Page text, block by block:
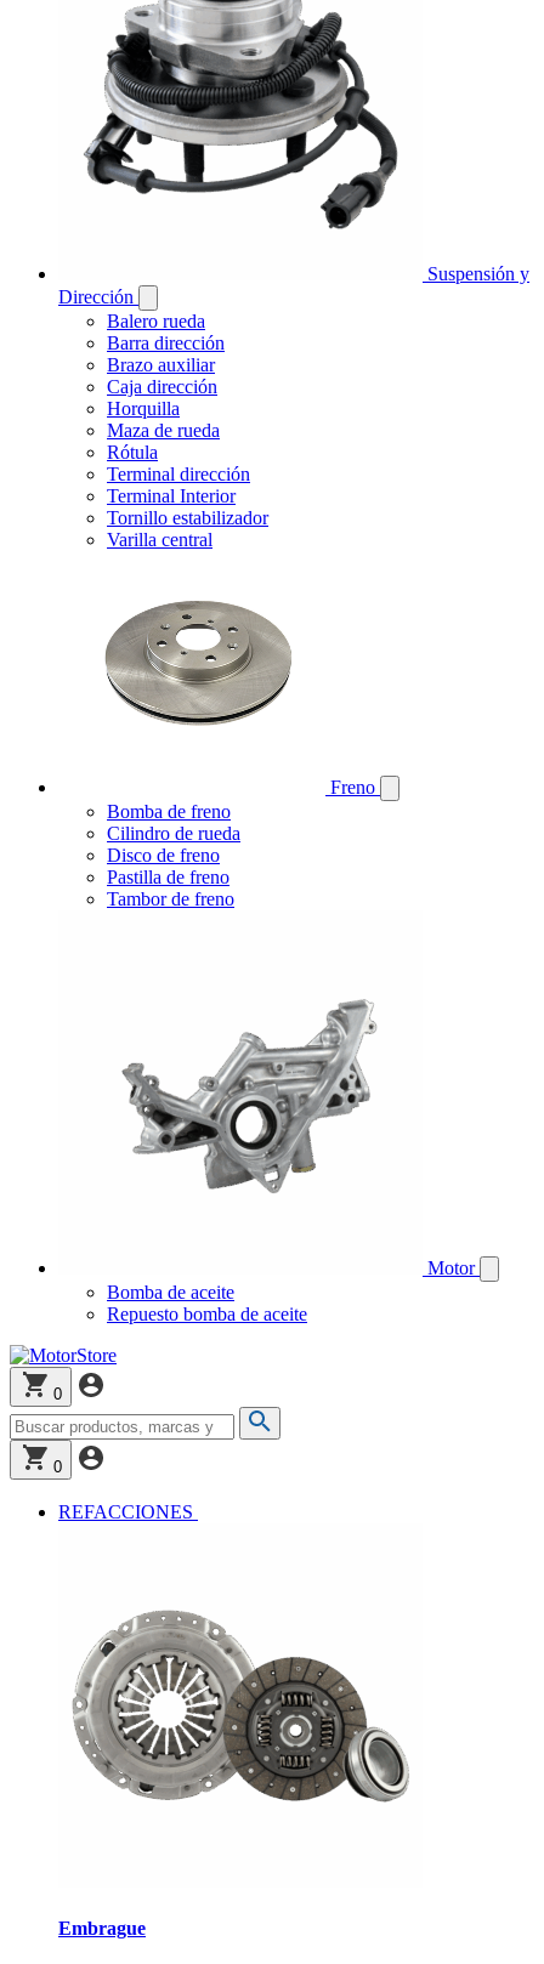
Suspensión y
Dirección
Balero rueda
Barra dirección
Brazo auxiliar
Caja dirección
Horquilla
Maza de rueda
Rótula
Terminal dirección
Terminal Interior
Tornillo estabilizador
Varilla central
Freno
Bomba de freno
Cilindro de rueda
Disco de freno
Pastilla de freno
Tambor de freno
Motor
Bomba de aceite
Repuesto bomba de aceite
0
0
REFACCIONES
Embrague